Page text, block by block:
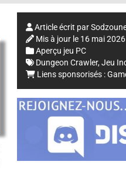
Article écrit par
Mis à jour le 16 mai
Aperçu jeu PC
Dungeon Crawler, Jeu
Liens sponsorisés :